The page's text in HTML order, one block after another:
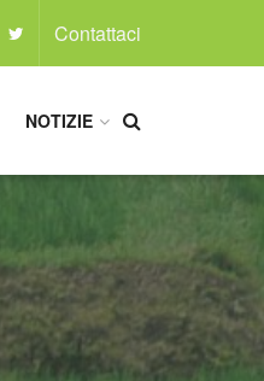
Contattaci
NOTIZIE